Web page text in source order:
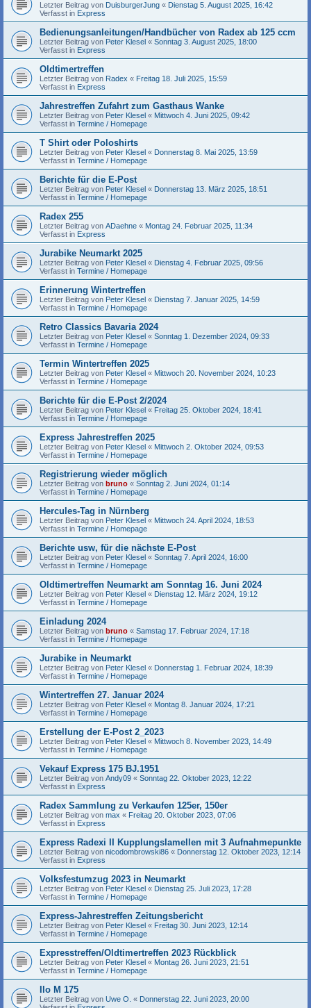
Letzter Beitrag von DuisburgerJung « Dienstag 5. August 2025, 16:42
Verfasst in Express
Bedienungsanleitungen/Handbücher von Radex ab 125 ccm
Letzter Beitrag von Peter Klesel « Sonntag 3. August 2025, 18:00
Verfasst in Express
Oldtimertreffen
Letzter Beitrag von Radex « Freitag 18. Juli 2025, 15:59
Verfasst in Express
Jahrestreffen Zufahrt zum Gasthaus Wanke
Letzter Beitrag von Peter Klesel « Mittwoch 4. Juni 2025, 09:42
Verfasst in Termine / Homepage
T Shirt oder Poloshirts
Letzter Beitrag von Peter Klesel « Donnerstag 8. Mai 2025, 13:59
Verfasst in Termine / Homepage
Berichte für die E-Post
Letzter Beitrag von Peter Klesel « Donnerstag 13. März 2025, 18:51
Verfasst in Termine / Homepage
Radex 255
Letzter Beitrag von ADaehne « Montag 24. Februar 2025, 11:34
Verfasst in Express
Jurabike Neumarkt 2025
Letzter Beitrag von Peter Klesel « Dienstag 4. Februar 2025, 09:56
Verfasst in Termine / Homepage
Erinnerung Wintertreffen
Letzter Beitrag von Peter Klesel « Dienstag 7. Januar 2025, 14:59
Verfasst in Termine / Homepage
Retro Classics Bavaria 2024
Letzter Beitrag von Peter Klesel « Sonntag 1. Dezember 2024, 09:33
Verfasst in Termine / Homepage
Termin Wintertreffen 2025
Letzter Beitrag von Peter Klesel « Mittwoch 20. November 2024, 10:23
Verfasst in Termine / Homepage
Berichte für die E-Post 2/2024
Letzter Beitrag von Peter Klesel « Freitag 25. Oktober 2024, 18:41
Verfasst in Termine / Homepage
Express Jahrestreffen 2025
Letzter Beitrag von Peter Klesel « Mittwoch 2. Oktober 2024, 09:53
Verfasst in Termine / Homepage
Registrierung wieder möglich
Letzter Beitrag von bruno « Sonntag 2. Juni 2024, 01:14
Verfasst in Termine / Homepage
Hercules-Tag in Nürnberg
Letzter Beitrag von Peter Klesel « Mittwoch 24. April 2024, 18:53
Verfasst in Termine / Homepage
Berichte usw, für die nächste E-Post
Letzter Beitrag von Peter Klesel « Sonntag 7. April 2024, 16:00
Verfasst in Termine / Homepage
Oldtimertreffen Neumarkt am Sonntag 16. Juni 2024
Letzter Beitrag von Peter Klesel « Dienstag 12. März 2024, 19:12
Verfasst in Termine / Homepage
Einladung 2024
Letzter Beitrag von bruno « Samstag 17. Februar 2024, 17:18
Verfasst in Termine / Homepage
Jurabike in Neumarkt
Letzter Beitrag von Peter Klesel « Donnerstag 1. Februar 2024, 18:39
Verfasst in Termine / Homepage
Wintertreffen 27. Januar 2024
Letzter Beitrag von Peter Klesel « Montag 8. Januar 2024, 17:21
Verfasst in Termine / Homepage
Erstellung der E-Post 2_2023
Letzter Beitrag von Peter Klesel « Mittwoch 8. November 2023, 14:49
Verfasst in Termine / Homepage
Vekauf Express 175 BJ.1951
Letzter Beitrag von Andy09 « Sonntag 22. Oktober 2023, 12:22
Verfasst in Express
Radex Sammlung zu Verkaufen 125er, 150er
Letzter Beitrag von max « Freitag 20. Oktober 2023, 07:06
Verfasst in Express
Express Radexi II Kupplungslamellen mit 3 Aufnahmepunkte
Letzter Beitrag von nicodombrowski86 « Donnerstag 12. Oktober 2023, 12:14
Verfasst in Express
Volksfestumzug 2023 in Neumarkt
Letzter Beitrag von Peter Klesel « Dienstag 25. Juli 2023, 17:28
Verfasst in Termine / Homepage
Express-Jahrestreffen Zeitungsbericht
Letzter Beitrag von Peter Klesel « Freitag 30. Juni 2023, 12:14
Verfasst in Termine / Homepage
Expresstreffen/Oldtimertreffen 2023 Rückblick
Letzter Beitrag von Peter Klesel « Montag 26. Juni 2023, 21:51
Verfasst in Termine / Homepage
Ilo M 175
Letzter Beitrag von Uwe O. « Donnerstag 22. Juni 2023, 20:00